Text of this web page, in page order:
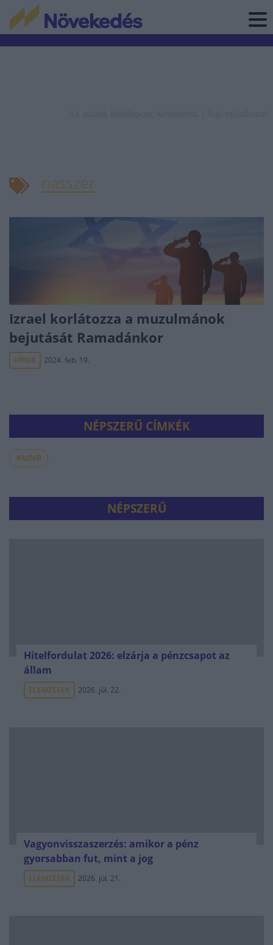
nasszer
Izrael korlátozza a muzulmánok
bejutását Ramadánkor
HÍREK 2024. feb. 19.
NÉPSZERŰ CÍMKÉK
#MNB
NÉPSZERŰ
Hitelfordulat 2026: elzárja a pénzcsapot az
állam
ELEMZÉSEK 2026. júl. 22.
Vagyonvisszaszerzés: amikor a pénz
gyorsabban fut, mint a jog
ELEMZÉSEK 2026. júl. 21.